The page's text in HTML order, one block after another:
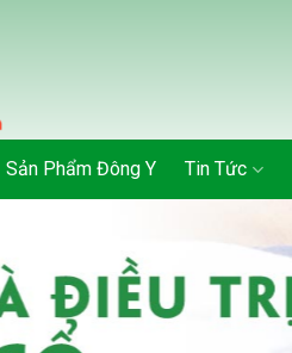
Sản Phẩm Đông Y Tin Tức